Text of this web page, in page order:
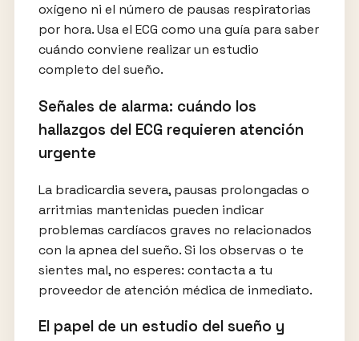
oxígeno ni el número de pausas respiratorias
por hora. Usa el ECG como una guía para saber
cuándo conviene realizar un estudio
completo del sueño.
Señales de alarma: cuándo los
hallazgos del ECG requieren atención
urgente
La bradicardia severa, pausas prolongadas o
arritmias mantenidas pueden indicar
problemas cardíacos graves no relacionados
con la apnea del sueño. Si los observas o te
sientes mal, no esperes: contacta a tu
proveedor de atención médica de inmediato.
El papel de un estudio del sueño y